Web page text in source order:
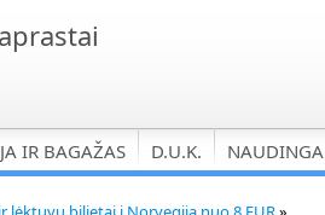
IR BAGAŽAS D.U.K. NAUDINGA